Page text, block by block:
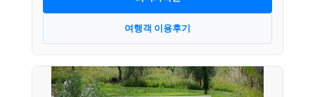
여행객 이용후기